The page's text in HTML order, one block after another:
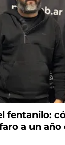
fentanilo:
a un año